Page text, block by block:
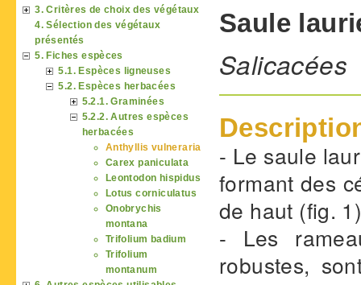
Saule
Salicacées
- Le saule
formant des
de haut (fig.
- Les
robustes,
3. Critères de choix des végétaux
4. Sélection des végétaux
présentés
5. Fiches espèces
5.1. Espèces ligneuses
5.2. Espèces herbacées
5.2.1. Graminées
5.2.2. Autres espèces
herbacées
Anthyllis vulneraria
Carex paniculata
Leontodon hispidus
Lotus corniculatus
Onobrychis
montana
Trifolium badium
Trifolium
montanum